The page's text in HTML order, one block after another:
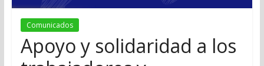
Comunicados
Apoyo y solidaridad a los